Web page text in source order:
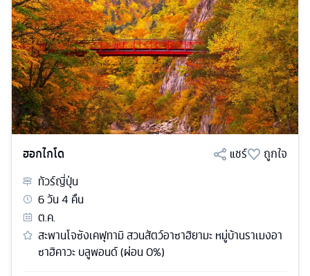
ฮอกไกโด แชร์
ถูกใจ
ทัวร์ญี่ปุ่น
6วัน4 คืน
ต.ค.
สะพานโจซังเคฟุทามิ สวนสัตว์อาซาฮิยามะ หมู่บ้านราเมงอา
ซาฮิคาวะ บลูพอนด์ (ผ่อน 0%)